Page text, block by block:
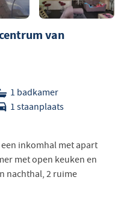
van
1 badkamer
1 staanplaats
inkomhal met apart
met open keuken en
nachthal, 2 ruime